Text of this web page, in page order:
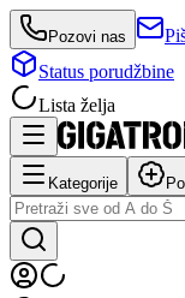
Pozovi nas
Status porudžbine
Lista želja
Kategorije